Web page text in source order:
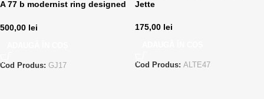
A 77 b modernist ring designed
500,00 lei
Cod Produs: GJ17
Jette
175,00 lei
Cod Produs: ALTE47